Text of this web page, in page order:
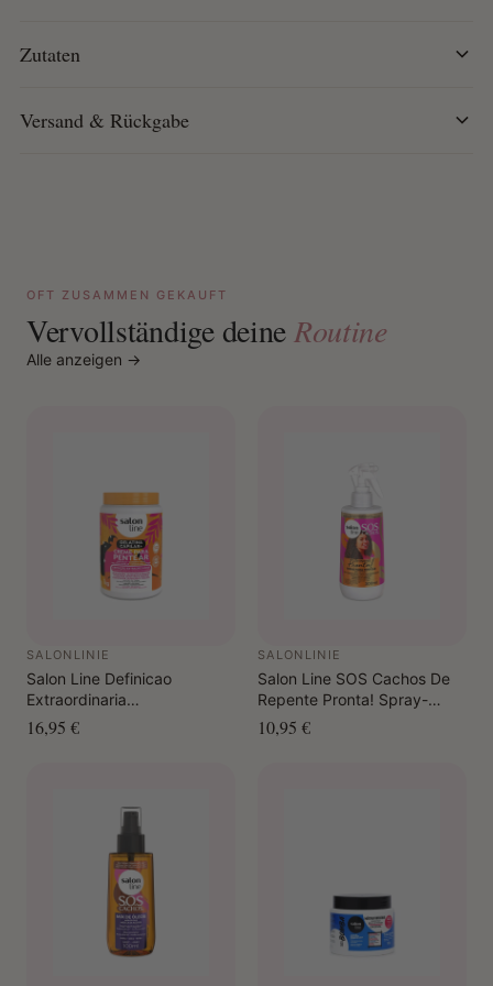
und Sulfaten.
Zutaten
Versand & Rückgabe
OFT ZUSAMMEN GEKAUFT
Vervollständige deineRoutine
Alle anzeigen →
SALONLINIE
Salon Line Definicao
Extraordinaria
(Außergewöhnliche
Definition) Haargel +
16,95 €
SALONLINIE
Salon Line SOS Cachos De
Repente Pronta! Spray-
Kämmcreme 300 ml
10,95 €